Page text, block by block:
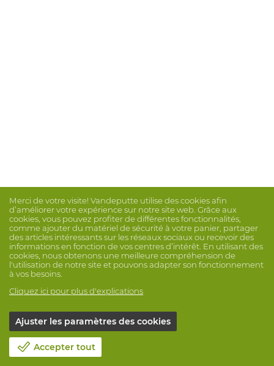
Merci de votre visite! Vandeputte utilise des cookies afin
d’améliorer votre expérience sur notre site web. Grâce aux
cookies, vous pouvez profiter de différentes fonctionnalités,
comme ajouter du matériel de sécurité à votre panier, partager
des articles intéressants sur les réseaux sociaux ou recevoir des
informations en fonction de vos centres d’intérêt. En utilisant des
cookies, nous obtenons une meilleure compréhension de
l'utilisation de notre site et pouvons adapter son fonctionnement
à vos besoins.
Cliquez ici pour plus d'explications
Ajuster les paramètres des cookies
Accepter tout